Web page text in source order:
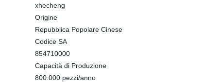
xhecheng
Origine
Repubblica Popolare Cinese
Codice SA
854710000
Capacità di Produzione
800.000 pezzi/anno